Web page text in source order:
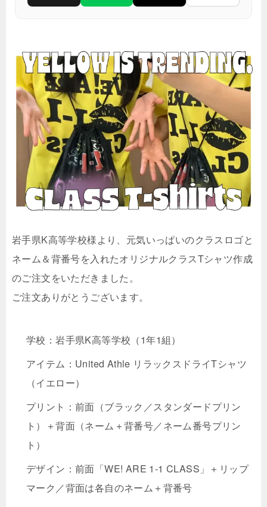
岩手県K高等学校様より、元気いっぱいのクラスロゴと
ネーム＆背番号を入れたオリジナルクラスTシャツ作成
のご注文をいただきました。
ご注文ありがとうございます。
学校：岩手県K高等学校（1年1組）
アイテム：United Athle リラックスドライTシャツ
（イエロー）
プリント：前面（ブラック／スタンダードプリン
ト）＋背面（ネーム＋背番号／ネーム番号プリン
ト）
デザイン：前面「WE! ARE 1-1 CLASS」＋リップ
マーク／背面は各自のネーム＋背番号